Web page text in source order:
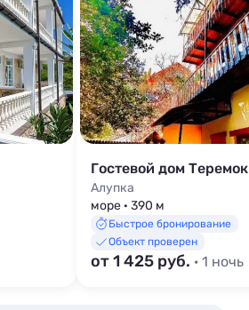
Гостевой дом Теремок
Алупка
море · 390 м
Быстрое бронирование
Объект проверен
от 1 425 руб. · 1 ночь